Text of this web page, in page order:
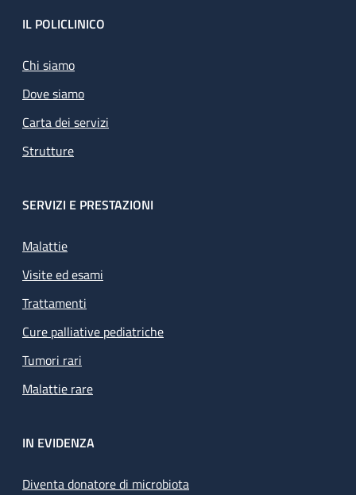
Footer
IL POLICLINICO
Chi siamo
Dove siamo
Carta dei servizi
Strutture
SERVIZI E PRESTAZIONI
Malattie
Visite ed esami
Trattamenti
Cure palliative pediatriche
Tumori rari
Malattie rare
IN EVIDENZA
Diventa donatore di microbiota